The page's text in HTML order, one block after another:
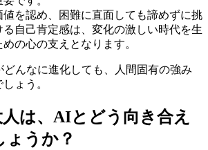
値を認め、困難に直面しても諦めずに挑
る自己肯定感は、変化の激しい時代を生
めの心の支えとなります。
んなに進化しても、人間固有の強み
ょう。
は、AIとどう向き合え
ょうか？